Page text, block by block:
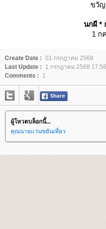
ขวัญ
นกผี *
1 ก
Create Date : 01 กรกฎาคม 2568
Last Update :
1 กรกฎาคม 2568
Comments :
1
ผู้โหวตบล็อกนี้...
คุณนายแว่นขยันเที่ยว